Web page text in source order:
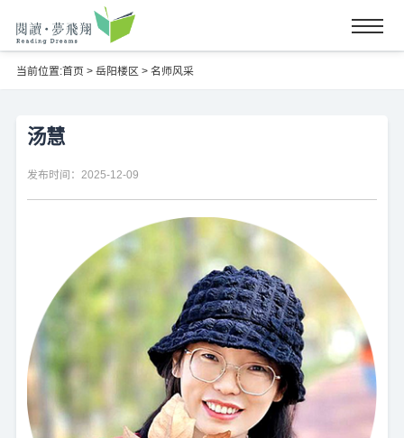
当前位置:首页 > 岳阳楼区 > 名师风采
汤慧
发布时间：2025-12-09